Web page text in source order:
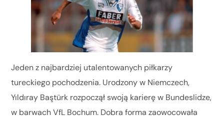
Jeden z najbardziej utalentowanych piłkarzy
tureckiego pochodzenia. Urodzony w Niemczech,
Yıldıray Baştürk rozpoczął swoją karierę w Bundeslidze,
w barwach VfL Bochum. Dobra forma zaowocowała